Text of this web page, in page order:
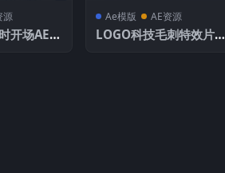
源
开场AE模
Ae模版 AE资源
LOGO科技毛刺特效片头